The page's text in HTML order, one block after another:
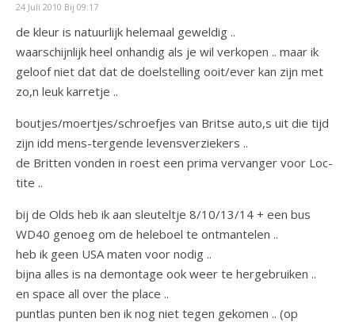
24 Juli 2010 Bij 09:17
de kleur is natuurlijk helemaal geweldig ..
waarschijnlijk heel onhandig als je wil verkopen .. maar ik
geloof niet dat dat de doelstelling ooit/ever kan zijn met
zo,n leuk karretje ..
boutjes/moertjes/schroefjes van Britse auto,s uit die tijd
zijn idd mens-tergende levensverziekers ..
de Britten vonden in roest een prima vervanger voor Loc-
tite ..
bij de Olds heb ik aan sleuteltje 8/10/13/14 + een bus
WD40 genoeg om de heleboel te ontmantelen ..
heb ik geen USA maten voor nodig ..
bijna alles is na demontage ook weer te hergebruiken ..
en space all over the place ..
puntlas punten ben ik nog niet tegen gekomen .. (op